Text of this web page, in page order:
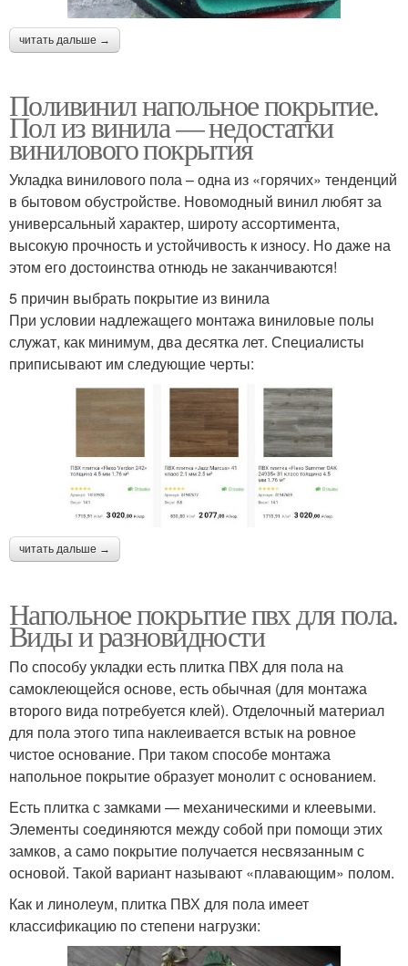
читать дальше →
Поливинил напольное покрытие.
Пол из винила — недостатки
винилового покрытия
Укладка винилового пола – одна из «горячих» тенденций
в бытовом обустройстве. Новомодный винил любят за
универсальный характер, широту ассортимента,
высокую прочность и устойчивость к износу. Но даже на
этом его достоинства отнюдь не заканчиваются!
5 причин выбрать покрытие из винила
При условии надлежащего монтажа виниловые полы
служат, как минимум, два десятка лет. Специалисты
приписывают им следующие черты:
читать дальше →
Напольное покрытие пвх для пола.
Виды и разновидности
По способу укладки есть плитка ПВХ для пола на
самоклеющейся основе, есть обычная (для монтажа
второго вида потребуется клей). Отделочный материал
для пола этого типа наклеивается встык на ровное
чистое основание. При таком способе монтажа
напольное покрытие образует монолит с основанием.
Есть плитка с замками — механическими и клеевыми.
Элементы соединяются между собой при помощи этих
замков, а само покрытие получается несвязанным с
основой. Такой вариант называют «плавающим» полом.
Как и линолеум, плитка ПВХ для пола имеет
классификацию по степени нагрузки: